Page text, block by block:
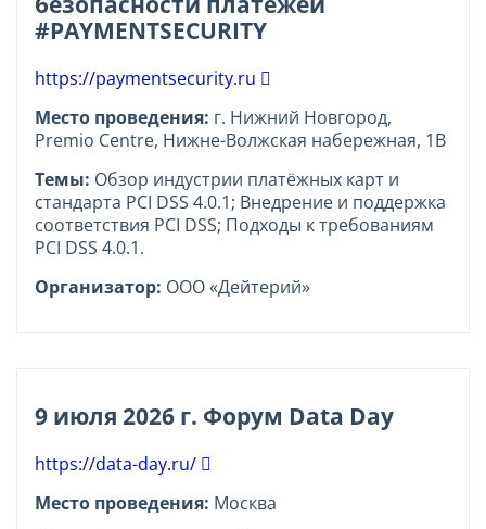
#PAYMENTSECURITY
https://paymentsecurity.ru
Место проведения: г. Нижний Новгород,
Premio Centre, Нижне-Волжская набережная, 1В
Темы: Обзор индустрии платёжных карт и
стандарта PCI DSS 4.0.1; Внедрение и поддержка
соответствия PCI DSS; Подходы к требованиям
PCI DSS 4.0.1.
Организатор: ООО «Дейтерий»
9 июля 2026 г. Форум Data Day
https://data-day.ru/
Место проведения: Москва